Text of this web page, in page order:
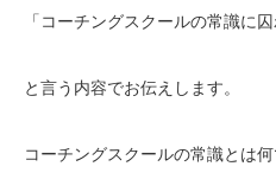
「コーチングスクールの常識に
と言う内容でお伝えします。
コーチングスクールの常識とは